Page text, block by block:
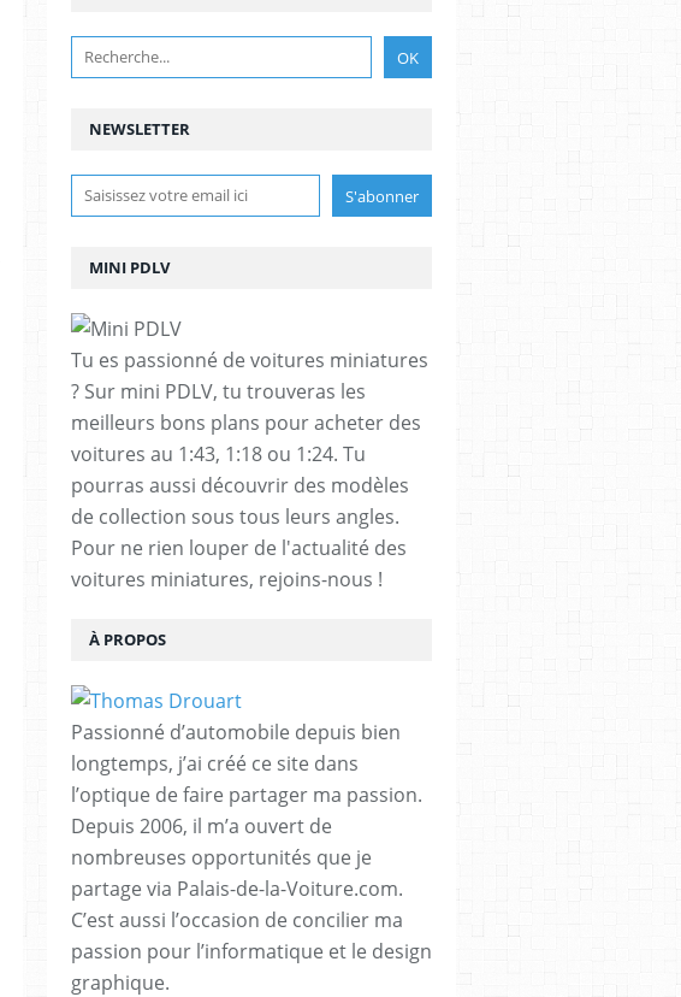
NEWSLETTER
MINI PDLV
Tu es passionné de voitures miniatures
? Sur mini PDLV, tu trouveras les
meilleurs bons plans pour acheter des
voitures au 1:43, 1:18 ou 1:24. Tu
pourras aussi découvrir des modèles
de collection sous tous leurs angles.
Pour ne rien louper de l'actualité des
voitures miniatures, rejoins-nous !
À PROPOS
Passionné d’automobile depuis bien
longtemps, j’ai créé ce site dans
l’optique de faire partager ma passion.
Depuis 2006, il m’a ouvert de
nombreuses opportunités que je
partage via Palais-de-la-Voiture.com.
C’est aussi l’occasion de concilier ma
passion pour l’informatique et le design
graphique.